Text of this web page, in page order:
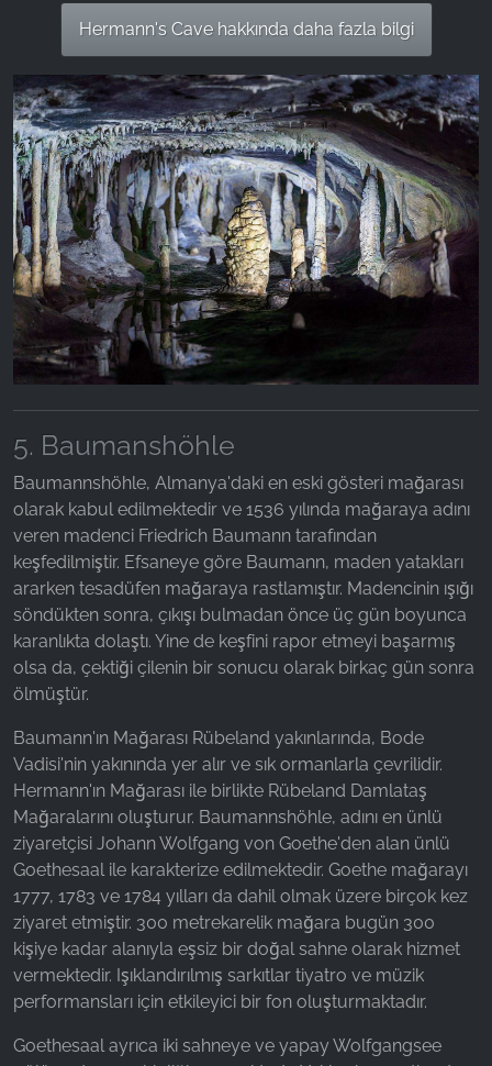
Hermann's Cave hakkında daha fazla bilgi
5. Baumanshöhle
Baumannshöhle, Almanya'daki en eski gösteri mağarası
olarak kabul edilmektedir ve 1536 yılında mağaraya adını
veren madenci Friedrich Baumann tarafından
keşfedilmiştir. Efsaneye göre Baumann, maden yatakları
ararken tesadüfen mağaraya rastlamıştır. Madencinin ışığı
söndükten sonra, çıkışı bulmadan önce üç gün boyunca
karanlıkta dolaştı. Yine de keşfini rapor etmeyi başarmış
olsa da, çektiği çilenin bir sonucu olarak birkaç gün sonra
ölmüştür.
Baumann'ın Mağarası Rübeland yakınlarında, Bode
Vadisi'nin yakınında yer alır ve sık ormanlarla çevrilidir.
Hermann'ın Mağarası ile birlikte Rübeland Damlataş
Mağaralarını oluşturur. Baumannshöhle, adını en ünlü
ziyaretçisi Johann Wolfgang von Goethe'den alan ünlü
Goethesaal ile karakterize edilmektedir. Goethe mağarayı
1777, 1783 ve 1784 yılları da dahil olmak üzere birçok kez
ziyaret etmiştir. 300 metrekarelik mağara bugün 300
kişiye kadar alanıyla eşsiz bir doğal sahne olarak hizmet
vermektedir. Işıklandırılmış sarkıtlar tiyatro ve müzik
performansları için etkileyici bir fon oluşturmaktadır.
Goethesaal ayrıca iki sahneye ve yapay Wolfgangsee